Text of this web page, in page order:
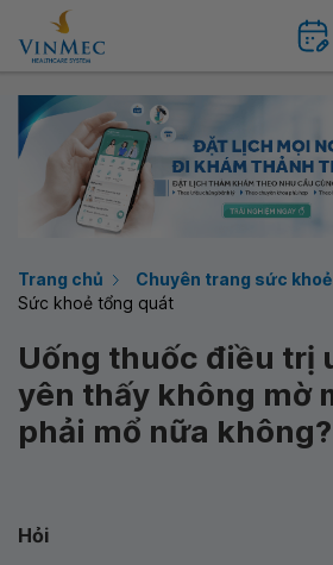
Trang chủ
Chuyên trang sức khoẻ
Sức khoẻ tổng quát
Uống thuốc điều trị
yên thấy không mờ
phải mổ nữa không?
Hỏi